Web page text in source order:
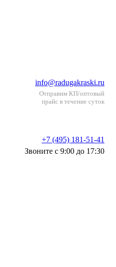
info@radugakraski.ru
Отправим КП/оптовый
прайс в течение суток
+7 (495) 181-51-41
Звоните с 9:00 до 17:30